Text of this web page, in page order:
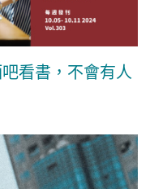
看書，不會有人